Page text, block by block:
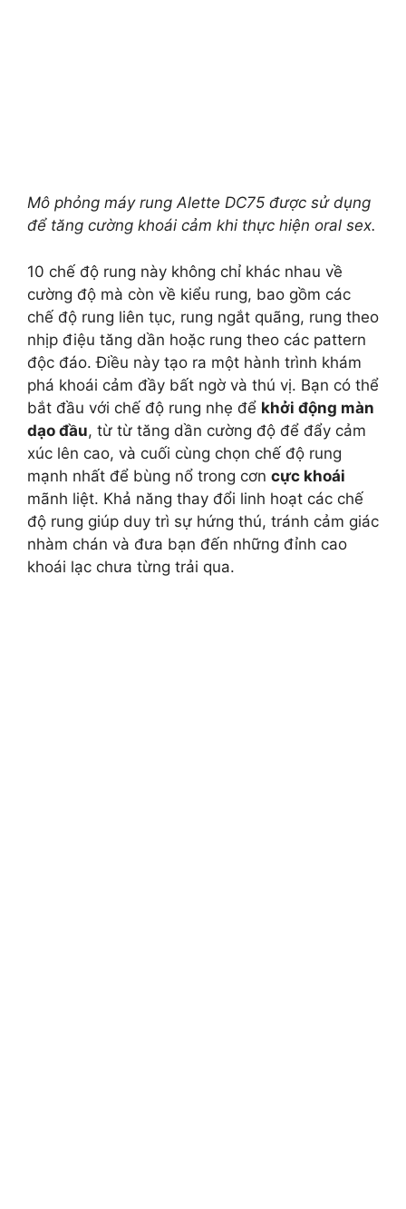
Mô phỏng máy rung Alette DC75 được sử dụng
để tăng cường khoái cảm khi thực hiện oral sex.
10 chế độ rung này không chỉ khác nhau về
cường độ mà còn về kiểu rung, bao gồm các
chế độ rung liên tục, rung ngắt quãng, rung theo
nhịp điệu tăng dần hoặc rung theo các pattern
độc đáo. Điều này tạo ra một hành trình khám
phá khoái cảm đầy bất ngờ và thú vị. Bạn có thể
bắt đầu với chế độ rung nhẹ để khởi động màn
dạo đầu, từ từ tăng dần cường độ để đẩy cảm
xúc lên cao, và cuối cùng chọn chế độ rung
mạnh nhất để bùng nổ trong cơn cực khoái
mãnh liệt. Khả năng thay đổi linh hoạt các chế
độ rung giúp duy trì sự hứng thú, tránh cảm giác
nhàm chán và đưa bạn đến những đỉnh cao
khoái lạc chưa từng trải qua.